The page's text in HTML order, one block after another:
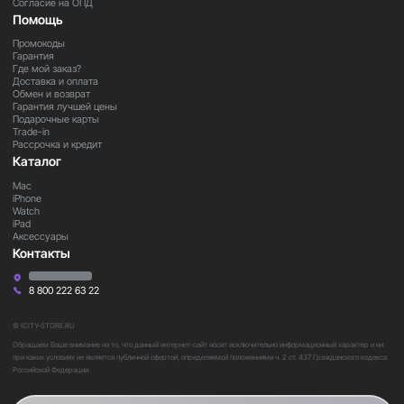
© ICITY-STORE.RU
Обращаем Ваше внимание на то, что данный интернет-сайт носит исключительно информационный характер и ни
при каких условиях не является публичной офертой, определяемой положениями ч. 2 ст. 437 Гражданского кодекса
Российской Федерации.
Согласие на ОПД
Помощь
Промокоды
Гарантия
Где мой заказ?
Доставка и оплата
Обмен и возврат
Гарантия лучшей цены
Подарочные карты
Trade-in
Рассрочка и кредит
Каталог
Mac
iPhone
Watch
iPad
Аксессуары
Контакты
8 800 222 63 22